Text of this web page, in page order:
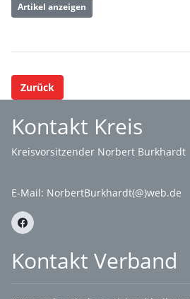
Artikel anzeigen
Zurück
Kontakt Kreis
Kreisvorsitzender Norbert Burkhardt
E-Mail: NorbertBurkhardt(@)web.de
Kontakt Verband